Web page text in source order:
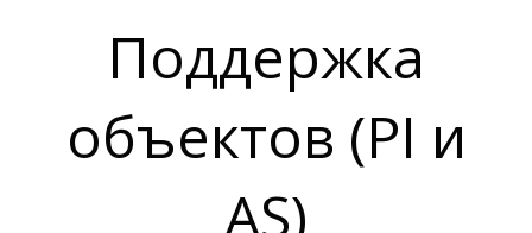
Поддержка
объектов (PI и
AS)